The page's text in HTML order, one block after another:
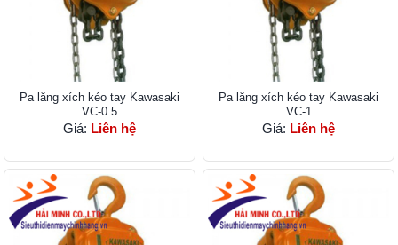
Pa lăng xích kéo tay Kawasaki
VC-0.5
Giá: Liên hệ
Pa lăng xích kéo tay Kawasaki
VC-1
Giá: Liên hệ